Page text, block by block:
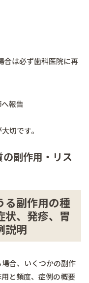
合は必ず歯科医院に再
報告
切です。
副作用・リス
る副作用の種
状、発疹、胃
説明
合、いくつかの副作
と頻度、症例の概要